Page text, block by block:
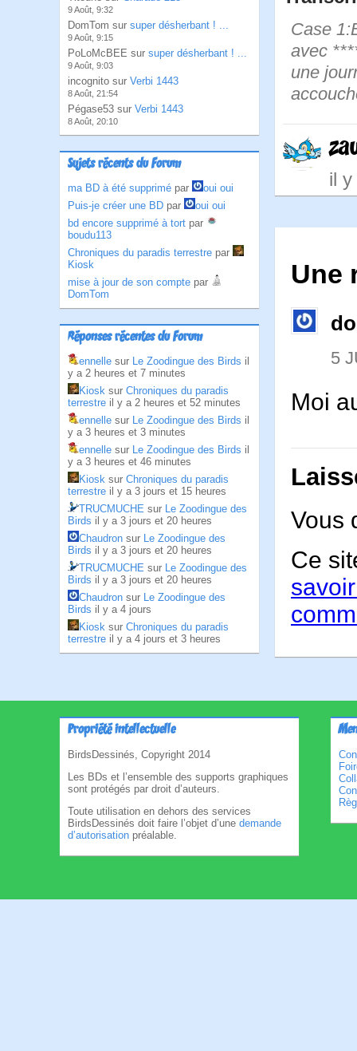
9 Août, 9:32
DomTom sur super désherbant ! ...
9 Août, 9:15
PoLoMcBEE sur super désherbant ! ...
9 Août, 9:03
incognito sur Verbi 1443
8 Août, 21:54
Pégase53 sur Verbi 1443
8 Août, 20:10
Sujets récents du Forum
ma BD à été supprimé par
oui oui
Puis-je créer une BD par
oui oui
bd encore supprimé à tort par
boudu113
Chroniques du paradis terrestre par
Kiosk
mise à jour de son compte par
DomTom
Réponses récentes du Forum
ennelle sur Le Zoodingue des Birds il
y a 2 heures et 7 minutes
Kiosk sur Chroniques du paradis
terrestre il y a 2 heures et 52 minutes
ennelle sur Le Zoodingue des Birds il
y a 3 heures et 3 minutes
ennelle sur Le Zoodingue des Birds il
y a 3 heures et 46 minutes
Kiosk sur Chroniques du paradis
terrestre il y a 3 jours et 15 heures
TRUCMUCHE sur Le Zoodingue des
Birds il y a 3 jours et 20 heures
Chaudron sur Le Zoodingue des
Birds il y a 3 jours et 20 heures
TRUCMUCHE sur Le Zoodingue des
Birds il y a 3 jours et 20 heures
Chaudron sur Le Zoodingue des
Birds il y a 4 jours
Kiosk sur Chroniques du paradis
terrestre il y a 4 jours et 3 heures
Case
avec
une
il y
Une
5
Moi
Vous
Ce
Propriété intellectuelle
BirdsDessinés, Copyright 2014
Les BDs et l’ensemble des supports graphiques
sont protégés par droit d’auteurs.
Toute utilisation en dehors des services
BirdsDessinés doit faire l’objet d’une demande
d’autorisation préalable.